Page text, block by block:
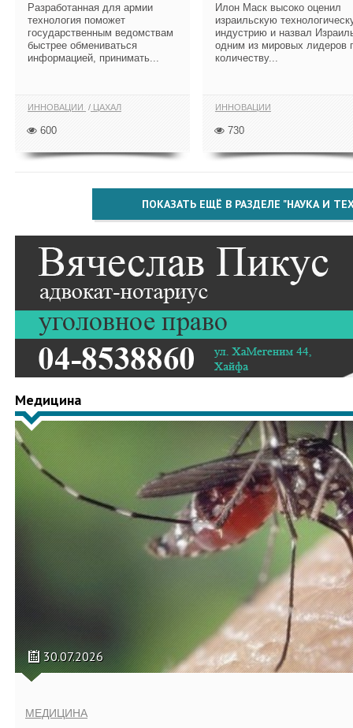
Разработанная для армии
технология поможет
государственным ведомствам
быстрее обмениваться
информацией, принимать...
ИННОВАЦИИ ЦАХАЛ
600
Илон Маск высоко оценил
израильскую
индустрию и назвал
одним из мировых лидеров
количеству...
ИННОВАЦИИ
730
ПОКАЗАТЬ ЕЩЁ В РАЗДЕЛЕ "НАУКА И
Медицина
30.07.2026
МЕДИЦИНА